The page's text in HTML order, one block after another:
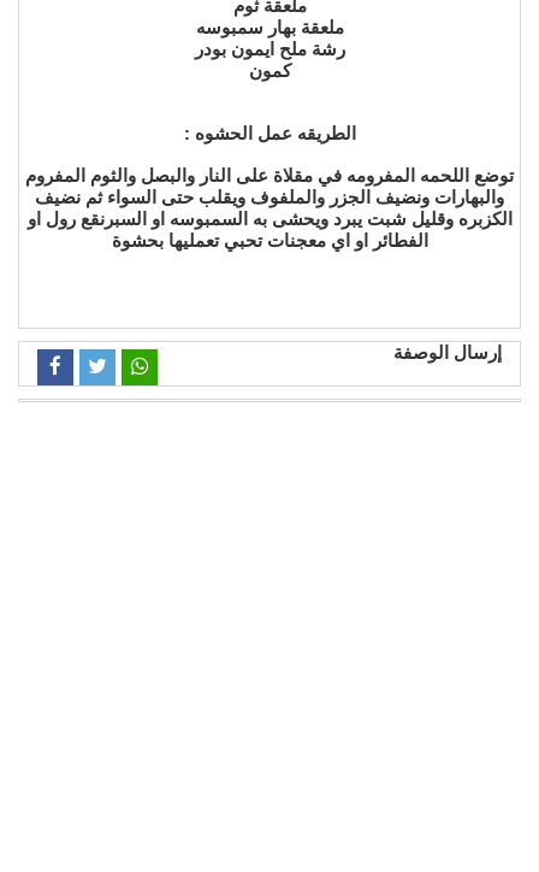
ملعقة ثوم
ملعقة بهار سمبوسه
رشة ملح ايمون بودر
كمون
الطريقه عمل الحشوه :
توضع اللحمه المفرومه في مقلاة على النار والبصل والثوم المفروم
والبهارات ونضيف الجزر والملفوف ويقلب حتى السواء ثم نضيف
الكزبره وقليل شبت يبرد ويحشى به السمبوسه او السبرنقع رول او
الفطائر او اي معجنات تحبي تعمليها بحشوة
إرسال الوصفة